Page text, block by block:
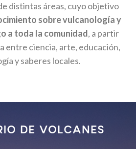
distintas áreas, cuyo objetivo
sobre vulcanología y
a toda la comunidad, a partir
entre ciencia, arte, educación,
y saberes locales.
DE VOLCANES